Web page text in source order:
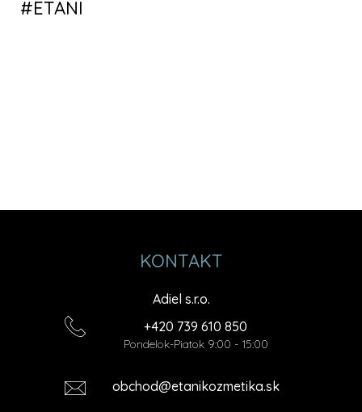
KONTAKT
Adiel s.r.o.
+420 739 610 850
Pondelok-Piatok 9:00 - 15:00
obchod@etanikozmetika.sk